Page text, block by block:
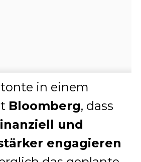
in einem
Bloomberg, dass
und
engagieren